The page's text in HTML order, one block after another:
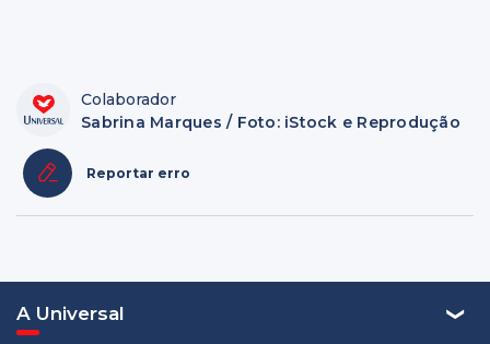
Colaborador
Sabrina Marques / Foto: iStock e Reprodução
Reportar erro
A Universal